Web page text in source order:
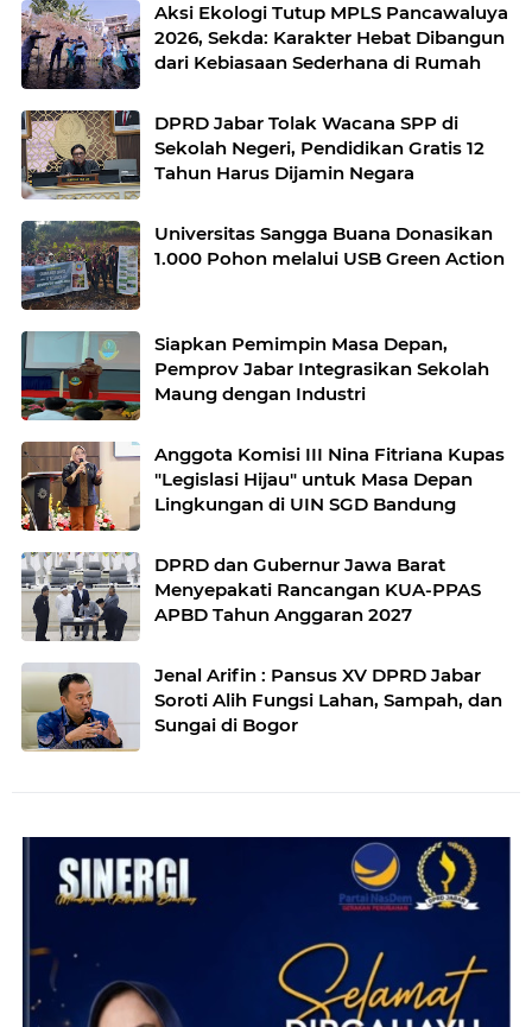
Aksi Ekologi Tutup MPLS Pancawaluya
2026, Sekda: Karakter Hebat Dibangun
dari Kebiasaan Sederhana di Rumah
DPRD Jabar Tolak Wacana SPP di
Sekolah Negeri, Pendidikan Gratis 12
Tahun Harus Dijamin Negara
Universitas Sangga Buana Donasikan
1.000 Pohon melalui USB Green Action
Siapkan Pemimpin Masa Depan,
Pemprov Jabar Integrasikan Sekolah
Maung dengan Industri
Anggota Komisi III Nina Fitriana Kupas
"Legislasi Hijau" untuk Masa Depan
Lingkungan di UIN SGD Bandung
DPRD dan Gubernur Jawa Barat
Menyepakati Rancangan KUA-PPAS
APBD Tahun Anggaran 2027
Jenal Arifin : Pansus XV DPRD Jabar
Soroti Alih Fungsi Lahan, Sampah, dan
Sungai di Bogor